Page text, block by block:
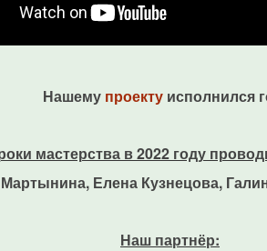
Нашему проекту исполнился
мастерства в 2022 году
Елена Кузнецова,
Наш партнёр: